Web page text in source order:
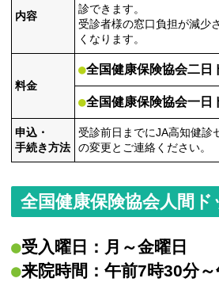
内容
診できます。
受診者様の窓口負担が減少
くなります。
料金
●全国健康保険協会二
●全国健康保険協会一
申込・
手続き方法
受診前日までにJA高知健診
の変更とご連絡ください。
全国健康保険協会人間
受入曜日：月～金曜日
来院時間：午前7時30分